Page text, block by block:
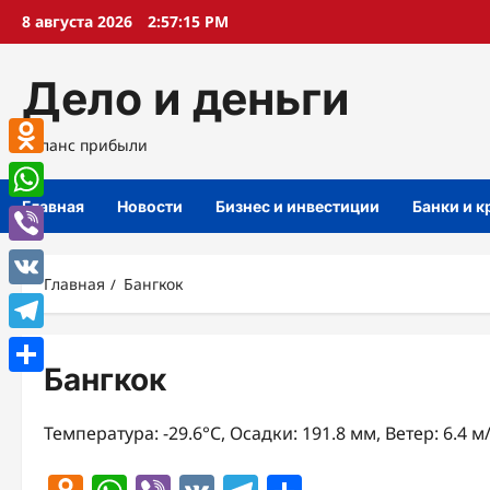
Перейти
8 августа 2026 2:57:16 PM
Дело и деньги
Баланс прибыли
Главная Новости Бизнес и инвестиции Банки и
Главная Бангкок
Бангкок
Температура: -29.6°C, Осадки: 191.8 мм, Ветер: 6.4
Odnoklassniki
WhatsApp
Viber
VK
Telegram
Отправить